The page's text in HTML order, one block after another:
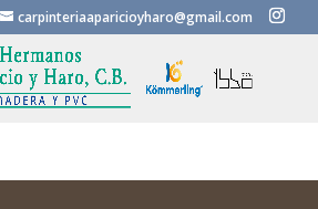
carpinteriaaparicioyharo@gmail.com